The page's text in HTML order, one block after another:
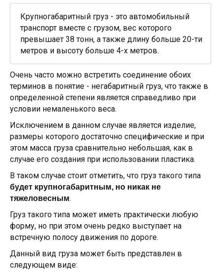
Крупногабаритный груз - это автомобильный
транспорт вместе с грузом, вес которого
превышает 38 тонн, а также длину больше 20-ти
метров и высоту больше 4-х метров.
Очень часто можно встретить соединение обоих
терминов в понятие - негабаритный груз, что также в
определенной степени является справедливо при
условии немаленького веса.
Исключением в данном случае является изделие,
размеры которого достаточно специфические и при
этом масса груза сравнительно небольшая, как в
случае его создания при использовании пластика.
В таком случае стоит отметить, что груз такого типа
будет крупногабаритным, но никак не
тяжеловесным.
Груз такого типа может иметь практически любую
форму, но при этом очень редко выступает на
встречную полосу движения по дороге.
Данный вид груза может быть представлен в
следующем виде: